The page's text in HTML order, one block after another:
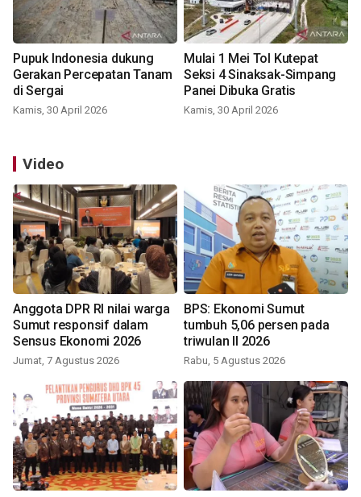
Pupuk Indonesia dukung
Gerakan Percepatan Tanam
di Sergai
Kamis, 30 April 2026
Mulai 1 Mei Tol Kutepat
Seksi 4 Sinaksak-Simpang
Panei Dibuka Gratis
Kamis, 30 April 2026
Video
Anggota DPR RI nilai warga
Sumut responsif dalam
Sensus Ekonomi 2026
Jumat, 7 Agustus 2026
BPS: Ekonomi Sumut
tumbuh 5,06 persen pada
triwulan II 2026
Rabu, 5 Agustus 2026